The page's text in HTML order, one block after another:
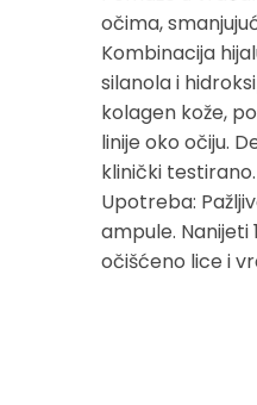
očima,
Kombinacija
silanola i
kolagen kože,
linije oko očiju.
klinički testirano.
Upotreba:
ampule. Nanijeti
očišćeno lice i